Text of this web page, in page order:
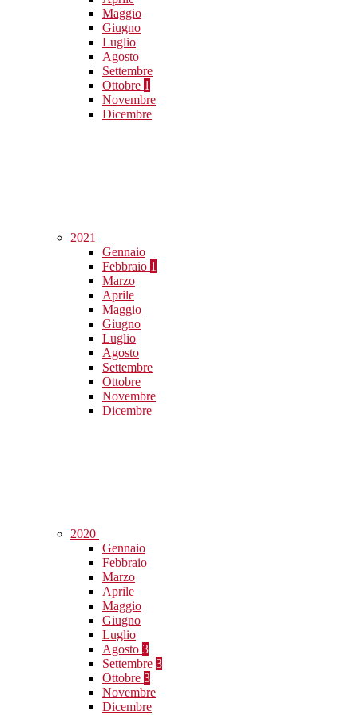
Maggio
Giugno
Luglio
Agosto
Settembre
Ottobre 1
Novembre
Dicembre
2021
Gennaio
Febbraio 1
Marzo
Aprile
Maggio
Giugno
Luglio
Agosto
Settembre
Ottobre
Novembre
Dicembre
2020
Gennaio
Febbraio
Marzo
Aprile
Maggio
Giugno
Luglio
Agosto 3
Settembre 3
Ottobre 3
Novembre
Dicembre